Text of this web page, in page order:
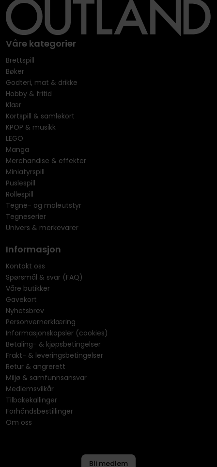
Våre kategorier
Brettspill
Bøker
Godteri, mat & drikke
Hobby & fritid
Klær
Kortspill & samlekort
KPOP & musikk
LEGO
Manga
Merchandise & effekter
Miniatyrspill
Puslespill
Rollespill
Tegne- og maleutstyr
Tegneserier
Univers & merkevarer
Informasjon
Kontakt oss
Spørsmål & svar (FAQ)
Våre butikker
Gavekort
Nyhetsbrev
Personvernerklæring
Informasjonskapsler (cookies)
Betaling- & kjøpsbetingelser
Frakt- & leveringsbetingelser
Retur & angrerett
Miljø & samfunnsansvar
Medlemsvilkår
Tilbakekallinger
Forhåndsbestillinger
Om oss
Bli medlem